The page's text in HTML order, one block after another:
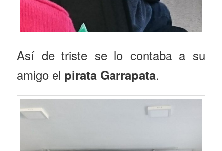
Así de triste se lo contaba a su
amigo el pirata Garrapata.